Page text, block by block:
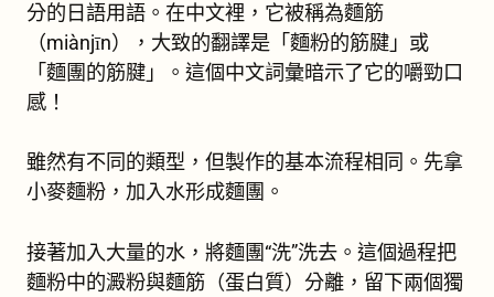
分的日語用語。在中文裡，它被稱為麵筋
（miànjīn），大致的翻譯是「麵粉的筋腱」或
「麵團的筋腱」。這個中文詞彙暗示了它的嚼勁口
感！
雖然有不同的類型，但製作的基本流程相同。先拿
小麥麵粉，加入水形成麵團。
接著加入大量的水，將麵團“洗”洗去。這個過程把
麵粉中的澱粉與麵筋（蛋白質）分離，留下兩個獨